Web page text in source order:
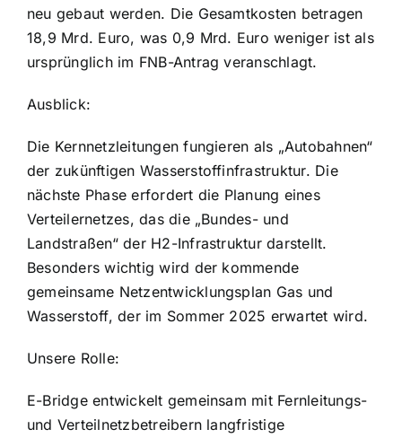
neu gebaut werden. Die Gesamtkosten betragen
18,9 Mrd. Euro, was 0,9 Mrd. Euro weniger ist als
ursprünglich im FNB-Antrag veranschlagt.
Ausblick:
Die Kernnetzleitungen fungieren als „Autobahnen“
der zukünftigen Wasserstoffinfrastruktur. Die
nächste Phase erfordert die Planung eines
Verteilernetzes, das die „Bundes- und
Landstraßen“ der H2-Infrastruktur darstellt.
Besonders wichtig wird der kommende
gemeinsame Netzentwicklungsplan Gas und
Wasserstoff, der im Sommer 2025 erwartet wird.
Unsere Rolle:
E-Bridge entwickelt gemeinsam mit Fernleitungs-
und Verteilnetzbetreibern langfristige